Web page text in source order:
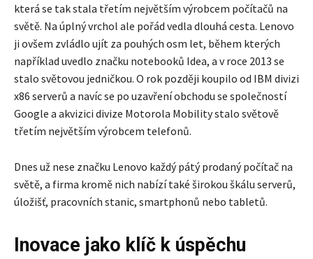
která se tak stala třetím největším výrobcem počítačů na
světě. Na úplný vrchol ale pořád vedla dlouhá cesta. Lenovo
ji ovšem zvládlo ujít za pouhých osm let, během kterých
například uvedlo značku notebooků Idea, a v roce 2013 se
stalo světovou jedničkou. O rok později koupilo od IBM divizi
x86 serverů a navíc se po uzavření obchodu se společností
Google a akvizici divize Motorola Mobility stalo světově
třetím největším výrobcem telefonů.
Dnes už nese značku Lenovo každý pátý prodaný počítač na
světě, a firma kromě nich nabízí také širokou škálu serverů,
úložišť, pracovních stanic, smartphonů nebo tabletů.
Inovace jako klíč k úspěchu